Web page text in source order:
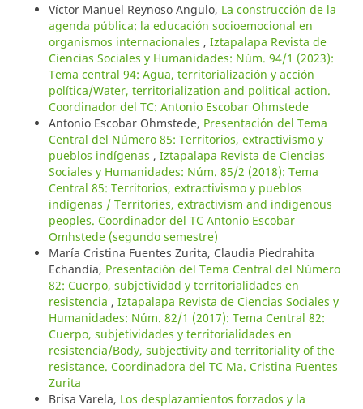
Víctor Manuel Reynoso Angulo, La construcción de la
agenda pública: la educación socioemocional en
organismos internacionales , Iztapalapa Revista de
Ciencias Sociales y Humanidades: Núm. 94/1 (2023):
Tema central 94: Agua, territorialización y acción
política/Water, territorialization and political action.
Coordinador del TC: Antonio Escobar Ohmstede
Antonio Escobar Ohmstede, Presentación del Tema
Central del Número 85: Territorios, extractivismo y
pueblos indígenas , Iztapalapa Revista de Ciencias
Sociales y Humanidades: Núm. 85/2 (2018): Tema
Central 85: Territorios, extractivismo y pueblos
indígenas / Territories, extractivism and indigenous
peoples. Coordinador del TC Antonio Escobar
Omhstede (segundo semestre)
María Cristina Fuentes Zurita, Claudia Piedrahita
Echandía, Presentación del Tema Central del Número
82: Cuerpo, subjetividad y territorialidades en
resistencia , Iztapalapa Revista de Ciencias Sociales y
Humanidades: Núm. 82/1 (2017): Tema Central 82:
Cuerpo, subjetividades y territorialidades en
resistencia/Body, subjectivity and territoriality of the
resistance. Coordinadora del TC Ma. Cristina Fuentes
Zurita
Brisa Varela, Los desplazamientos forzados y la